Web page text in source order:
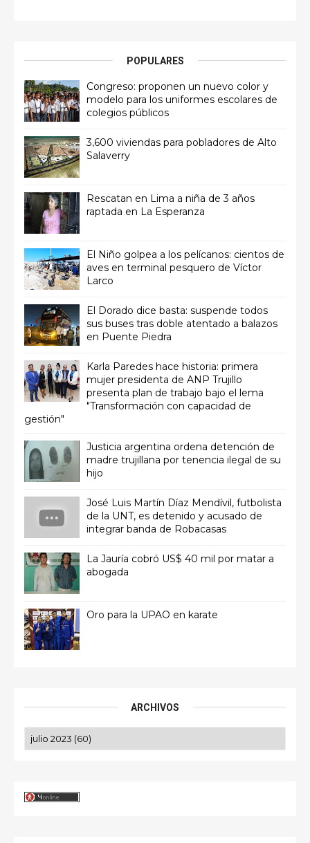
POPULARES
Congreso: proponen un nuevo color y
modelo para los uniformes escolares de
colegios públicos
3,600 viviendas para pobladores de Alto
Salaverry
Rescatan en Lima a niña de 3 años
raptada en La Esperanza
El Niño golpea a los pelícanos: cientos de
aves en terminal pesquero de Víctor
Larco
El Dorado dice basta: suspende todos
sus buses tras doble atentado a balazos
en Puente Piedra
Karla Paredes hace historia: primera
mujer presidenta de ANP Trujillo
presenta plan de trabajo bajo el lema
"Transformación con capacidad de
gestión"
Justicia argentina ordena detención de
madre trujillana por tenencia ilegal de su
hijo
José Luis Martín Díaz Mendívil, futbolista
de la UNT, es detenido y acusado de
integrar banda de Robacasas
La Jauría cobró US$ 40 mil por matar a
abogada
Oro para la UPAO en karate
ARCHIVOS